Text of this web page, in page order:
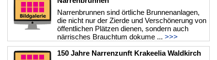
Narrenbrunnen sind örtliche Brunnenanlagen,
die nicht nur der Zierde und Verschönerung von
öffentlichen Plätzen dienen, sondern auch
närrisches Brauchtum dokume ... >>>
150 Jahre Narrenzunft Krakeelia Waldkirch